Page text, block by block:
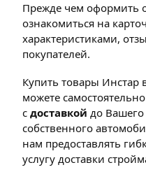
Прежде чем оформить
ознакомиться на
характеристиками,
покупателей.
Купить товары Инстар
можете
с доставкой до Вашего
собственного
нам предоставлять
услугу доставки